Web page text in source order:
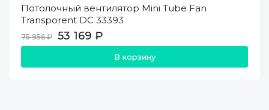
Потолочный вентилятор Mini Tube Fan
Transporent DC 33393
75 956 ₽ 53 169 ₽
В корзину